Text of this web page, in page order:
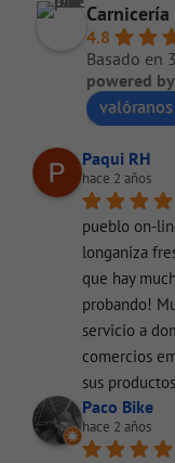
4.8
Basado en
powered by
Paqui RH
hace 2 años
pueblo on-
longaniza
que hay
probando!
servicio a
comercios
sus
Paco Bike
hace 2 años